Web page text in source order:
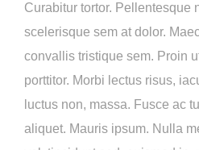
Curabitur tortor. Pellentesque
scelerisque sem at dolor.
convallis tristique sem. Proin
porttitor. Morbi lectus risus,
luctus non, massa. Fusce ac
aliquet. Mauris ipsum. Nulla